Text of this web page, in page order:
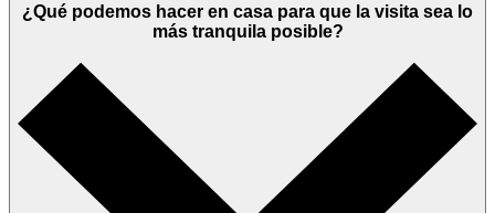
¿Qué podemos hacer en casa para que la visita sea lo
más tranquila posible?